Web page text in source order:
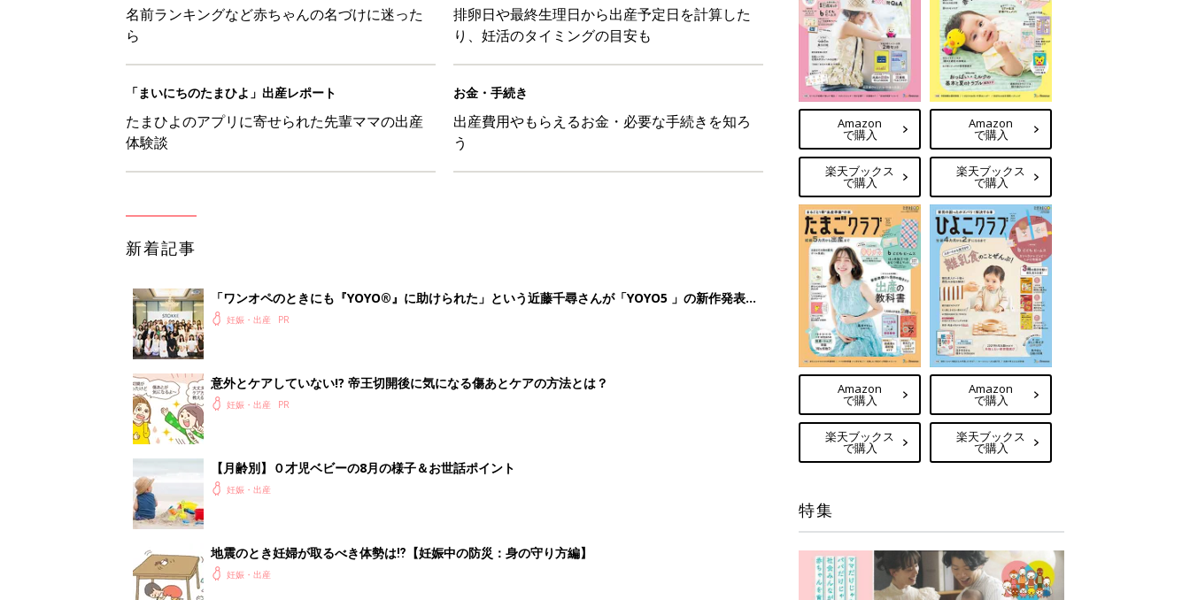
名前ランキングなど赤ちゃんの名づけに迷った
ら
排卵日や最終生理日から出産予定日を計算した
り、妊活のタイミングの目安も
「まいにちのたまひよ」出産レポート
たまひよのアプリに寄せられた先輩ママの出産
体験談
お金・手続き
出産費用やもらえるお金・必要な手続きを知ろ
う
新着記事
「ワンオペのときにも『YOYO®』に助けられた」という近藤千尋さんが「YOYO5 」の新作発表
会に登場。「YOYO®」を愛用し続けている魅力とは!?
妊娠・出産
意外とケアしていない!? 帝王切開後に気になる傷あとケアの方法とは？
妊娠・出産
【月齢別】０才児ベビーの8月の様子＆お世話ポイント
妊娠・出産
地震のとき妊婦が取るべき体勢は⁉︎【妊娠中の防災：身の守り方編】
妊娠・出産
Amazon
で購入
楽天ブックス
で購入
Amazon
で購入
楽天ブックス
で購入
Amazon
で購入
楽天ブックス
で購入
Amazon
で購入
楽天ブックス
で購入
特集